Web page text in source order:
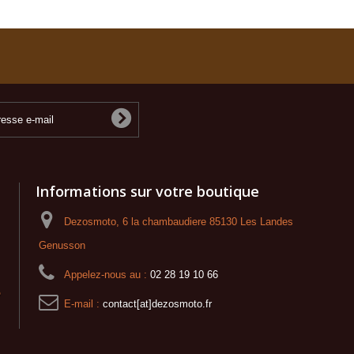
Informations sur votre boutique
Dezosmoto, 6 la chambaudiere 85130 Les Landes
Genusson
Appelez-nous au : 02 28 19 10 66
E-mail : contact[at]dezosmoto.fr